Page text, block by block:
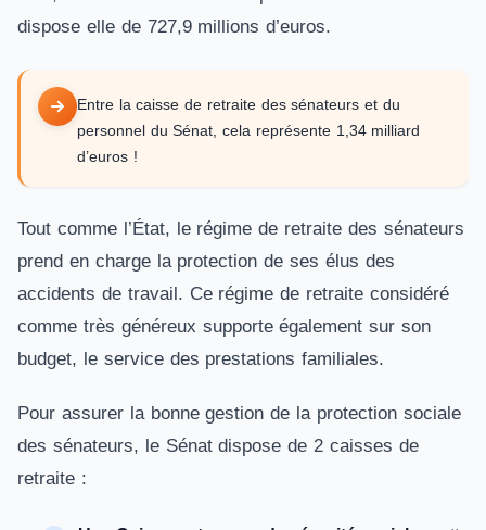
dispose elle de 727,9 millions d’euros.
Entre la caisse de retraite des sénateurs et du
personnel du Sénat, cela représente 1,34 milliard
d’euros !
Tout comme l’État, le régime de retraite des sénateurs
prend en charge la protection de ses élus des
accidents de travail. Ce régime de retraite considéré
comme très généreux supporte également sur son
budget, le service des prestations familiales.
Pour assurer la bonne gestion de la protection sociale
des sénateurs, le Sénat dispose de 2 caisses de
retraite :